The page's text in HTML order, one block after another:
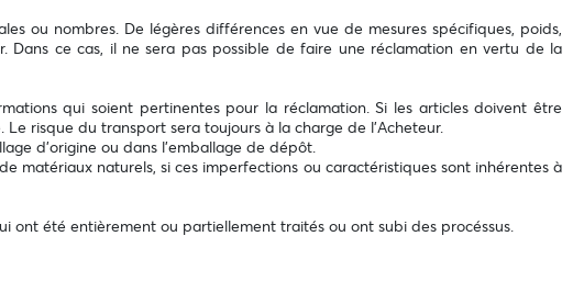
ou nombres. De légères différences en vue de mesures spécifiques, poids,
Dans ce cas, il ne sera pas possible de faire une réclamation en vertu de la
qui soient pertinentes pour la réclamation. Si les articles doivent être
risque du transport sera toujours à la charge de l’Acheteur.
d'origine ou dans l’emballage de dépôt.
naturels, si ces imperfections ou caractéristiques sont inhérentes à
été entièrement ou partiellement traités ou ont subi des procéssus.